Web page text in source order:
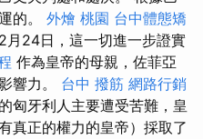
的。 外燴 桃園 台中體態矯
月24日，這一切進一步證實
作為皇帝的母親，佐菲亞
響力。 台中 撥筋 網路行銷
匈牙利人主要遭受苦難，皇
真正的權力的皇帝）採取了